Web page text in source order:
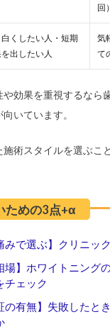
回）
くしたい人・短期
出したい人
気
て
や効果を重視するなら
いています。
施術スタイルを選ぶこ
みで選ぶ】クリニッ
場】ホワイトニング
チェック
の有無】失敗したと